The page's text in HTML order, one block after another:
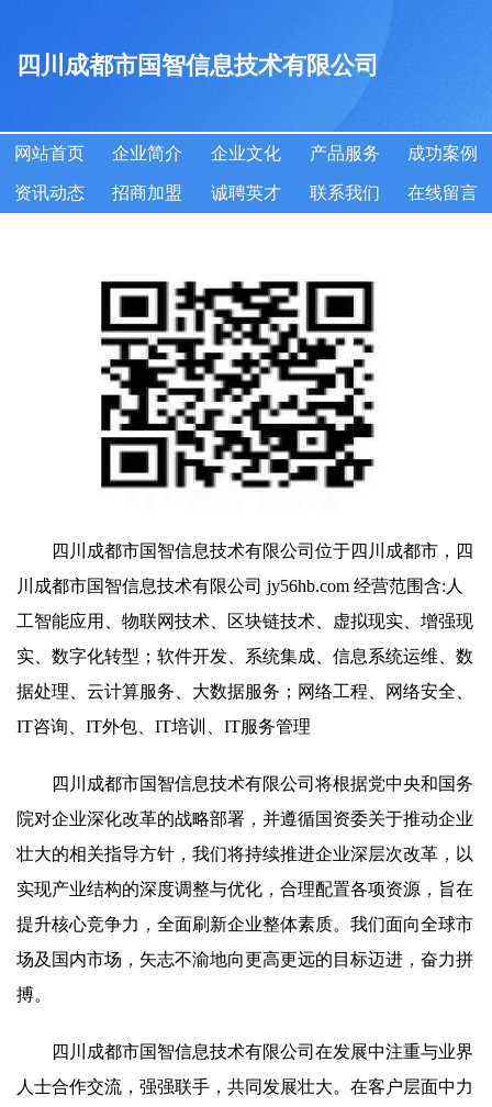
四川成都市国智信息技术有限公司
网站首页 企业简介 企业文化 产品服务 成功案例
资讯动态 招商加盟 诚聘英才 联系我们 在线留言
四川成都市国智信息技术有限公司位于四川成都市，四
川成都市国智信息技术有限公司 jy56hb.com 经营范围含:人
工智能应用、物联网技术、区块链技术、虚拟现实、增强现
实、数字化转型；软件开发、系统集成、信息系统运维、数
据处理、云计算服务、大数据服务；网络工程、网络安全、
IT咨询、IT外包、IT培训、IT服务管理
四川成都市国智信息技术有限公司将根据党中央和国务
院对企业深化改革的战略部署，并遵循国资委关于推动企业
壮大的相关指导方针，我们将持续推进企业深层次改革，以
实现产业结构的深度调整与优化，合理配置各项资源，旨在
提升核心竞争力，全面刷新企业整体素质。我们面向全球市
场及国内市场，矢志不渝地向更高更远的目标迈进，奋力拼
搏。
四川成都市国智信息技术有限公司在发展中注重与业界
人士合作交流，强强联手，共同发展壮大。在客户层面中力